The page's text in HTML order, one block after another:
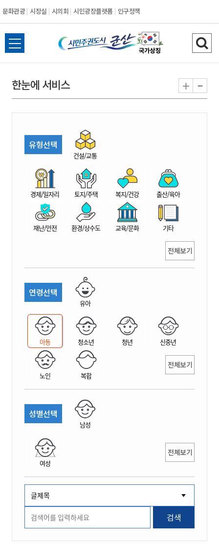
문화관광 시장실 시의회 시민광장플랫폼 인구정책
시
민
권
시
산
전
체
뉴
열
검
색
기
한눈에 서비스 + -
유형선택
건설/교통
경제/일자리 토지/주택 복지/건강 출산/육아
재난/안전 환경/상수도 교육/문화 기타
전체보기
연령선택
유아
아동 청소년 청년 신중년
노인 복합
전체보기
성별선택
남성
여성
전체보기
검색